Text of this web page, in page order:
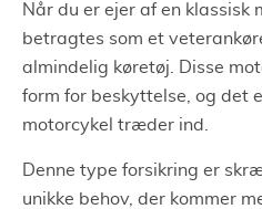
Når du er ejer af en klassisk
betragtes som et
almindelig køretøj. Disse
form for beskyttelse, og det
motorcykel træder ind.
Denne type forsikring er
unikke behov, der kommer